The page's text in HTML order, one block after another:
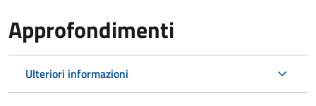
Approfondimenti
Ulteriori informazioni